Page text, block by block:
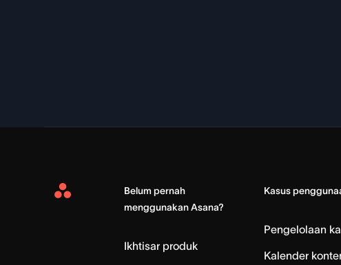
Asana
Belum pernah
menggunakan Asana?
Ikhtisar produk
Kasus
Pengelolaan
Kalender